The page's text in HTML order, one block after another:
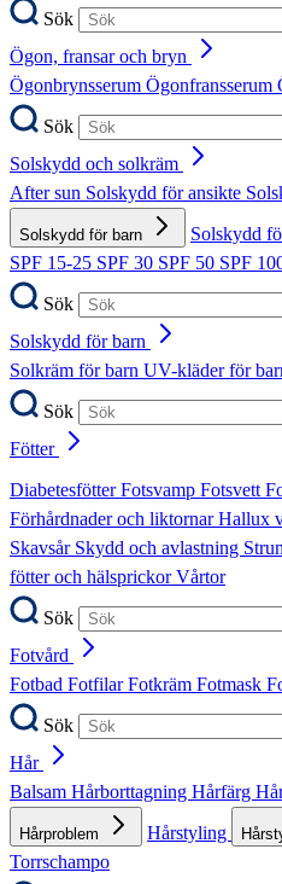
Sök
Ögon, fransar och bryn
Ögonbrynsserum Ögonfransserum
Sök
Solskydd och solkräm
After sun Solskydd för ansikte
Solskydd för barn Solskydd
SPF 15-25 SPF 30 SPF 50 SPF
Sök
Solskydd för barn
Solkräm för barn UV-kläder för
Sök
Fötter
DiabetesfötterFotsvamp Fotsvett
Förhårdnader och liktornarHallux
Skavsår Skydd och avlastning
fötter och hälsprickorVårtor
Sök
Fotvård
Fotbad FotfilarFotkräm Fotmask
Sök
Hår
Balsam Hårborttagning Hårfärg
Hårproblem Hårstyling
Torrschampo